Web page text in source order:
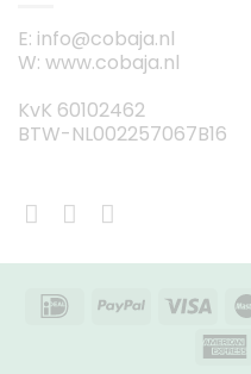
E: info@cobaja.nl
W: www.cobaja.nl
KvK 60102462
BTW-NL002257067B16